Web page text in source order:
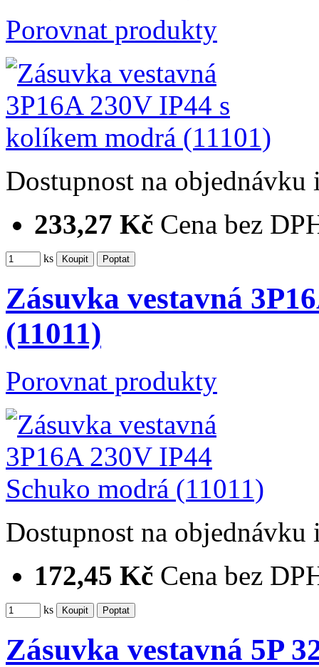
Porovnat produkty
Dostupnost na objednávku
233,27 Kč Cena bez
ks
Zásuvka vestavná
(11011)
Porovnat produkty
Dostupnost na objednávku
172,45 Kč Cena bez
ks
Zásuvka vestavná 5P